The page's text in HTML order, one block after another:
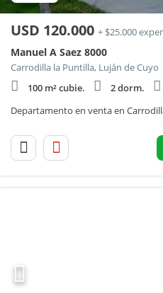
USD 120.000 + $25.000
Manuel A Saez 8000
Carrodilla la Puntilla, Luján de Cuyo
100 m² cubie.
2 dorm.
Departamento en venta en